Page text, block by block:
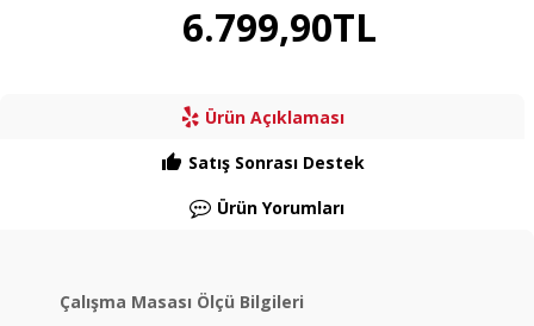
6.799,90TL
Ürün Açıklaması
Satış Sonrası Destek
Ürün Yorumları
Çalışma Masası Ölçü Bilgileri